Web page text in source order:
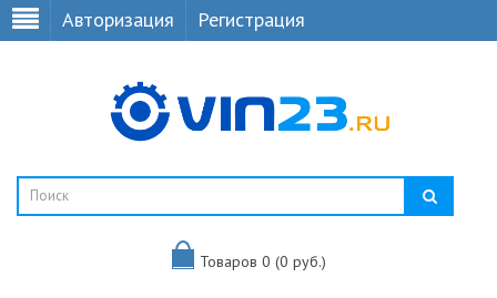
Авторизация Регистрация
Товаров 0 (0 руб.)